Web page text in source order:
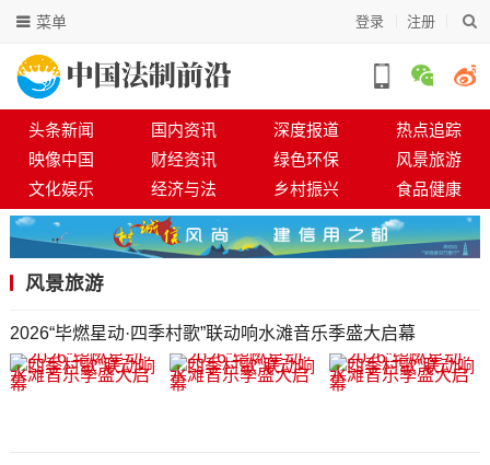
登录 注册
菜单
头条新闻 国内资讯 深度报道
热点追踪
映像中国
财经资讯 绿色环保
风景旅游
文化娱乐
经济与法 乡村振兴 食品健康
风景旅游
2026“毕燃星动·四季村歌”联动响水滩音乐季盛大启幕